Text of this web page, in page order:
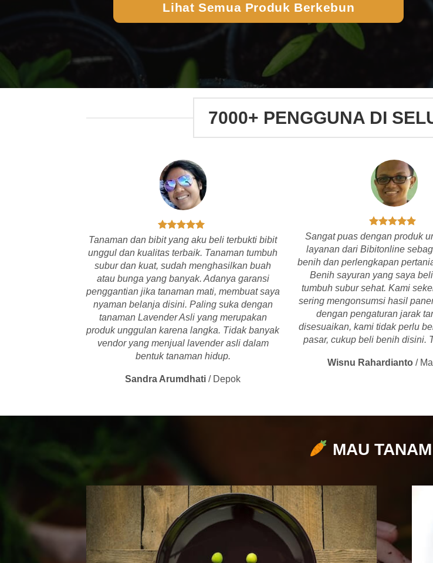
Lihat Semua Produk Berkebun
7000+ PENGGUNA DI
Tanaman dan bibit yang aku beli terbukti bibit
unggul dan kualitas terbaik. Tanaman tumbuh
subur dan kuat, sudah menghasilkan buah
atau bunga yang banyak. Adanya garansi
penggantian jika tanaman mati, membuat saya
nyaman belanja disini. Paling suka dengan
tanaman Lavender Asli yang merupakan
produk unggulan karena langka. Tidak banyak
vendor yang menjual lavender asli dalam
bentuk tanaman hidup.
Sandra Arumdhati / Depok
Sangat puas dengan produk
layanan dari Bibitonline
benih dan perlengkapan
Benih sayuran yang saya
tumbuh subur sehat. Kami
sering mengonsumsi hasil
dengan pengaturan jarak
disesuaikan, kami tidak perlu
pasar, cukup beli benih disini.
Wisnu Rahardianto /
MAU